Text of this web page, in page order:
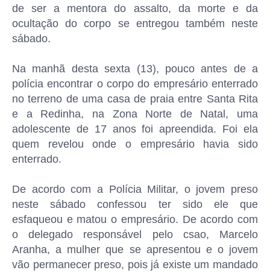
de ser a mentora do assalto, da morte e da
ocultação do corpo se entregou também neste
sábado.
Na manhã desta sexta (13), pouco antes de a
polícia encontrar o corpo do empresário enterrado
no terreno de uma casa de praia entre Santa Rita
e a Redinha, na Zona Norte de Natal, uma
adolescente de 17 anos foi apreendida. Foi ela
quem revelou onde o empresário havia sido
enterrado.
De acordo com a Polícia Militar, o jovem preso
neste sábado confessou ter sido ele que
esfaqueou e matou o empresário. De acordo com
o delegado responsável pelo csao, Marcelo
Aranha, a mulher que se apresentou e o jovem
vão permanecer preso, pois já existe um mandado